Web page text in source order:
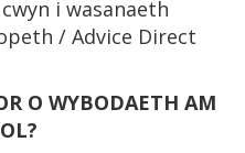
i wasanaeth
/ Advice Direct
O WYBODAETH AM